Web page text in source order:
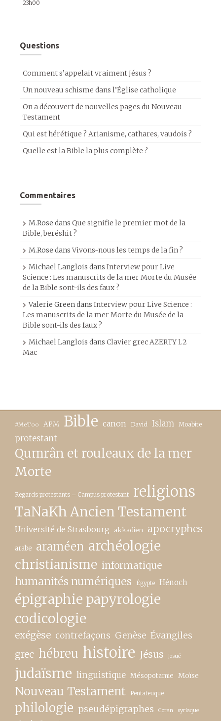
23h00
Questions
Comment s’appelait vraiment Jésus ?
Un nouveau schisme dans l’Église catholique
On a découvert de nouvelles pages du Nouveau
Testament
Qui est hérétique ? Arianisme, cathares, vaudois ?
Quelle est la Bible la plus complète ?
Commentaires
M.Rose dans Que signifie le premier mot de la
Bible, beréshit ?
M.Rose dansVivons-nous les temps de la fin ?
Michael Langlois dans Interview pour Live
Science : Les manuscrits de la mer Morte du Musée
de la Bible sont-ils des faux ?
Valerie Greendans Interview pour Live Science :
Les manuscrits de la mer Morte du Musée de la
Bible sont-ils des faux ?
Michael Langlois dans Clavier grec AZERTY 1.2
Mac
#MeToo APM Bible canon David Islam Moabite
protestant
Qumrân et rouleaux de la mer
Morte
Regards protestants – Campus protestant religions
TaNaKh Ancien Testament
Université de Strasbourg akkadien apocryphes
arabe araméen archéologie
christianisme informatique
humanités numériques Égypte Hénoch
épigraphie papyrologie
codicologie
exégèse contrefaçons Genèse Évangiles
grec hébreu histoire Jésus Josué
judaïsme linguistique Mésopotamie Moïse
Nouveau Testament Pentateuque
philologie pseudépigraphes Coran syriaque